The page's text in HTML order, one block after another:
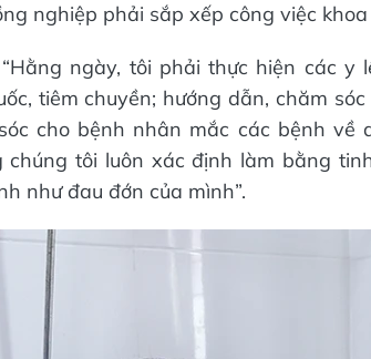
nghiệp phải sắp xếp công việc khoa
ngày, tôi phải thực hiện các
tiêm chuyền; hướng dẫn, chăm
cho bệnh nhân mắc các bệnh
chúng tôi luôn xác định làm bằng
như đau đớn của mình”.